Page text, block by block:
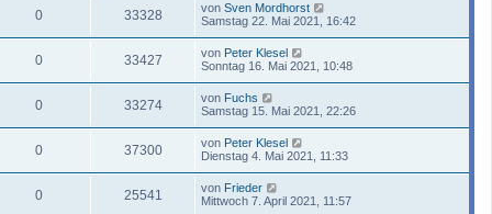
0 33328 von Sven Mordhorst
Samstag 22. Mai 2021, 16:42
0 33427 von Peter Klesel
Sonntag 16. Mai 2021, 10:48
0 33274 von Fuchs
Samstag 15. Mai 2021, 22:26
0 37300 von Peter Klesel
Dienstag 4. Mai 2021, 11:33
0 25541 von Frieder
Mittwoch 7. April 2021, 11:57